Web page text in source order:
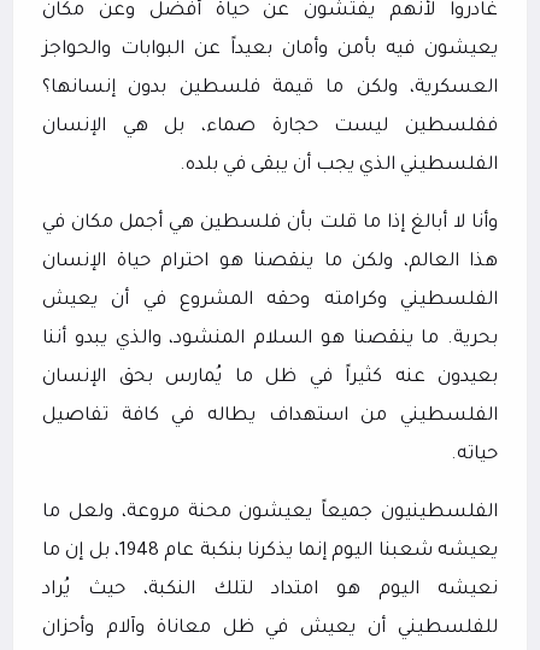
غادروا لأنهم يفتشون عن حياة أفضل وعن مكان
يعيشون فيه بأمن وأمان بعيداً عن البوابات والحواجز
العسكرية، ولكن ما قيمة فلسطين بدون إنسانها؟
ففلسطين ليست حجارة صماء، بل هي الإنسان
الفلسطيني الذي يجب أن يبقى في بلده.
وأنا لا أبالغ إذا ما قلت بأن فلسطين هي أجمل مكان في
هذا العالم، ولكن ما ينقصنا هو احترام حياة الإنسان
الفلسطيني وكرامته وحقه المشروع في أن يعيش
بحرية. ما ينقصنا هو السلام المنشود، والذي يبدو أننا
بعيدون عنه كثيراً في ظل ما يُمارس بحق الإنسان
الفلسطيني من استهداف يطاله في كافة تفاصيل
حياته.
الفلسطينيون جميعاً يعيشون محنة مروعة، ولعل ما
يعيشه شعبنا اليوم إنما يذكرنا بنكبة عام 1948، بل إن ما
نعيشه اليوم هو امتداد لتلك النكبة، حيث يُراد
للفلسطيني أن يعيش في ظل معاناة وآلام وأحزان